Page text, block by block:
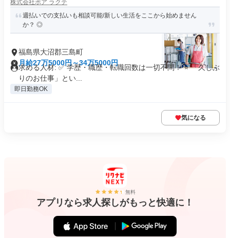
株式会社ボア ラクテ
週払いでの支払いも相談可能/新しい生活をここから始めません
か？ ◎
福島県大沼郡三島町
月給27万5000円～34万5000円
求める人材: ✅️ 学歴・職歴・転職回数は一切不問！ ⭐️ 「久しぶ
りのお仕事」とい...
即日勤務OK
気になる
無料
アプリなら求人探しがもっと快適に！